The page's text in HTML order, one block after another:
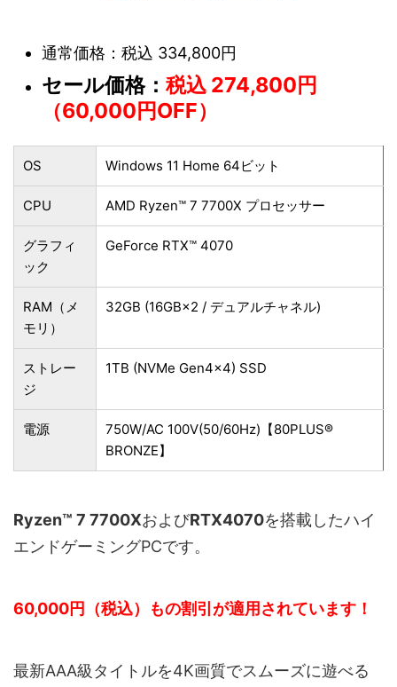
通常価格：税込 334,800円
セール価格： 税込 274,800円
（60,000円OFF）
OS Windows 11 Home 64ビット
CPU AMD Ryzen™ 7 7700X プロセッサー
グラフィ
ック
GeForce RTX™ 4070
RAM（メ
モリ）
32GB (16GB×2 / デュアルチャネル)
ストレー
ジ
1TB (NVMe Gen4×4) SSD
電源
750W/AC 100V(50/60Hz)【80PLUS®
BRONZE】
Ryzen™ 7 7700XおよびRTX4070を搭載したハイ
エンドゲーミングPCです。
60,000円（税込）もの割引が適用されています！
最新AAA級タイトルを4K画質でスムーズに遊べる